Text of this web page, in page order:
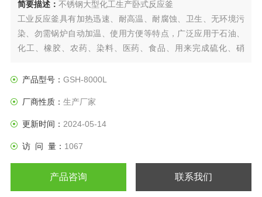
简要描述： 不锈钢大型化工生产卧式反应釜
工业反应釜具有加热迅速、耐高温、耐腐蚀、卫生、无环境污
染、勿需锅炉自动加温、使用方便等特点，广泛应用于石油、
化工、橡胶、农药、染料、医药、食品、用来完成硫化、硝
的充分混合为前提，对于加热、冷却、和液体萃取以及气体吸
并可为客户设计，加工外盘管反应釜。
产品型号： GSH-8000L
厂商性质： 生产厂家
更新时间： 2024-05-14
访 问 量： 1067
产品咨询 联系我们